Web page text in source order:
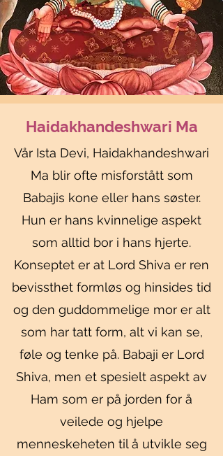
Haidakhandeshwari Ma
Vår Ista Devi, Haidakhandeshwari
Ma blir ofte misforstått som
Babajis kone eller hans søster.
Hun er hans kvinnelige aspekt
som alltid bor i hans hjerte.
Konseptet er at Lord Shiva er ren
bevissthet formløs og hinsides tid
og den guddommelige mor er alt
som har tatt form, alt vi kan se,
føle og tenke på. Babaji er Lord
Shiva, men et spesielt aspekt av
Ham som er på jorden for å
veilede og hjelpe
menneskeheten til å utvikle seg